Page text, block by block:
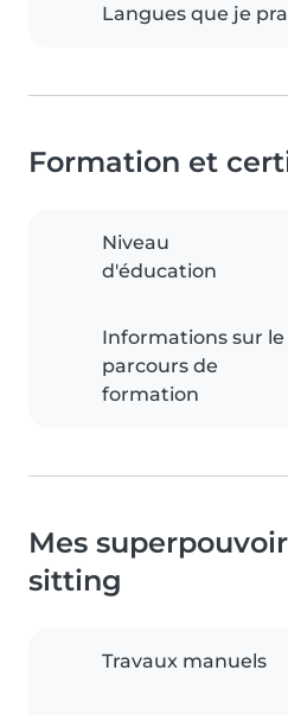
Langues que je
Formation et
Niveau
d'éducation
Informations sur le
parcours de
formation
Mes
sitting
Travaux manuels